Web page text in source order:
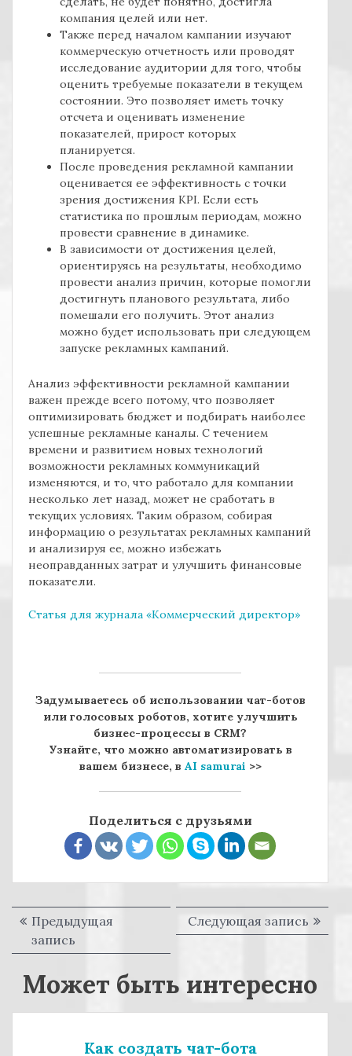
компания целей или нет.
Также перед началом кампании изучают
коммерческую отчетность или проводят
исследование аудитории для того, чтобы
оценить требуемые показатели в текущем
состоянии. Это позволяет иметь точку
отсчета и оценивать изменение
показателей, прирост которых
планируется.
После проведения рекламной кампании
оценивается ее эффективность с точки
зрения достижения KPI. Если есть
статистика по прошлым периодам, можно
провести сравнение в динамике.
В зависимости от достижения целей,
ориентируясь на результаты, необходимо
провести анализ причин, которые помогли
достигнуть планового результата, либо
помешали его получить. Этот анализ
можно будет использовать при следующем
запуске рекламных кампаний.
Анализ эффективности рекламной кампании
важен прежде всего потому, что позволяет
оптимизировать бюджет и подбирать наиболее
успешные рекламные каналы. С течением
времени и развитием новых технологий
возможности рекламных коммуникаций
изменяются, и то, что работало для компании
несколько лет назад, может не сработать в
текущих условиях. Таким образом, собирая
информацию о результатах рекламных кампаний
и анализируя ее, можно избежать
неоправданных затрат и улучшить финансовые
показатели.
Статья для журнала «Коммерческий директор»
Задумываетесь об использовании чат-ботов
или голосовых роботов, хотите улучшить
бизнес-процессы в CRM?
Узнайте, что можно автоматизировать в
вашем бизнесе, в AI samurai >>
Поделиться с друзьями
Н
а
в
и
Предыдущая
запись
р
е
д
ы
Следующая запись С
л
д
у
ю
Может быть интересно
Как создать чат-бота